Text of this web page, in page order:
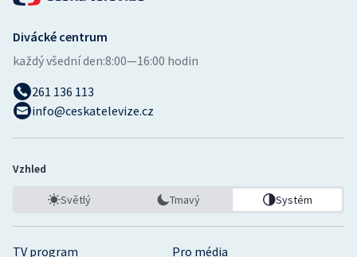
Stolní tenis
Triatlon
Vodní slalom
Volejbal
TV program
Pro média
Divácké centrum
každý všední den:8:00—16:00 hodin
261 136 113
info@ceskatelevize.cz
Vzhled
Světlý Tmavý Systém